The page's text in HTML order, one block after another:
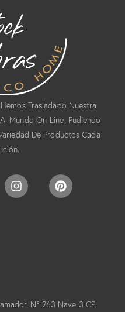
Trasladado Nuestra
Mundo On-Line, Pudiendo
De Productos Cada
Nº 263 Nave 3 CP.